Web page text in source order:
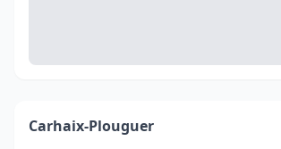
Carhaix-Plouguer